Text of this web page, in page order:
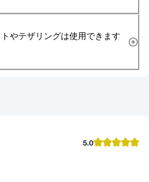
やテザリングは使用できます
5.0